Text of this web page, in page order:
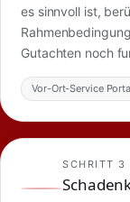
es sinnvoll ist,
Gutachten noch
Vor-Ort-Service
SCHRITT 3